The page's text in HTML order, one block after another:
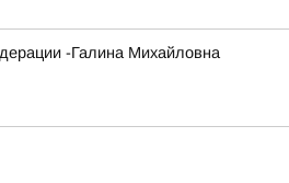
-Галина Михайловна